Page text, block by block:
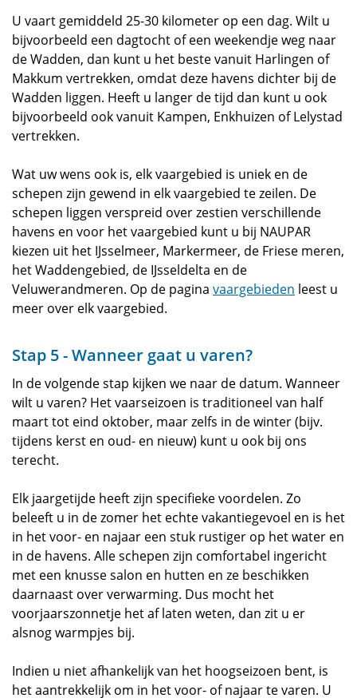
U vaart gemiddeld 25-30 kilometer op een dag. Wilt u
bijvoorbeeld een dagtocht of een weekendje weg naar
de Wadden, dan kunt u het beste vanuit Harlingen of
Makkum vertrekken, omdat deze havens dichter bij de
Wadden liggen. Heeft u langer de tijd dan kunt u ook
bijvoorbeeld ook vanuit Kampen, Enkhuizen of Lelystad
vertrekken.
Wat uw wens ook is, elk vaargebied is uniek en de
schepen zijn gewend in elk vaargebied te zeilen. De
schepen liggen verspreid over zestien verschillende
havens en voor het vaargebied kunt u bij NAUPAR
kiezen uit het IJsselmeer, Markermeer, de Friese meren,
het Waddengebied, de IJsseldelta en de
Veluwerandmeren. Op de pagina vaargebieden leest u
meer over elk vaargebied.
Stap 5 - Wanneer gaat u varen?
In de volgende stap kijken we naar de datum. Wanneer
wilt u varen? Het vaarseizoen is traditioneel van half
maart tot eind oktober, maar zelfs in de winter (bijv.
tijdens kerst en oud- en nieuw) kunt u ook bij ons
terecht.
Elk jaargetijde heeft zijn specifieke voordelen. Zo
beleeft u in de zomer het echte vakantiegevoel en is het
in het voor- en najaar een stuk rustiger op het water en
in de havens. Alle schepen zijn comfortabel ingericht
met een knusse salon en hutten en ze beschikken
daarnaast over verwarming. Dus mocht het
voorjaarszonnetje het af laten weten, dan zit u er
alsnog warmpjes bij.
Indien u niet afhankelijk van het hoogseizoen bent, is
het aantrekkelijk om in het voor- of najaar te varen. U